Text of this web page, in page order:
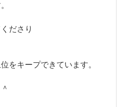
ださり
をキープできています。